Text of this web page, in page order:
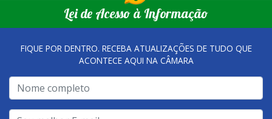
Lei de Acesso à Informação
FIQUE POR DENTRO. RECEBA ATUALIZAÇÕES DE TUDO QUE
ACONTECE AQUI NA CÂMARA